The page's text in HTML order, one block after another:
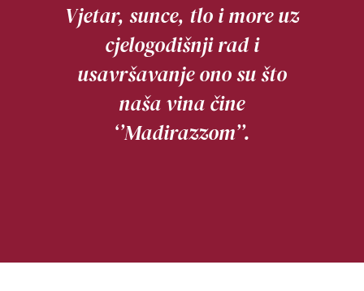
Vjetar, sunce, tlo i more uz
cjelogodišnji rad i
usavršavanje ono su što
naša vina čine
‘’Madirazzom’’.